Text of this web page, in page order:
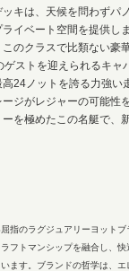
キは、天候を問わずパ
イベート空間を提供し
のクラスで比類ない豪
ストを迎えられるキャ
24ノットを誇る力強い
ジがレジャーの可能性
を極めたこの名艇で、
指のラグジュアリーヨットブ
フトマンシップを融合し、快
ます。ブランドの哲学は、エ